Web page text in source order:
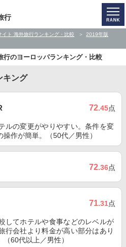
行
イト 海外旅行ランキング・比較
2019年版
行のヨーロッパランキング・比較
キング
72.45点
ルの変更がやりやすい。条件を変
作が簡単。（50代／男性）
72.36点
71.31点
してホテルや食事などのレベルが
行会社より料金が高い部分はあり
60代以上／男性）